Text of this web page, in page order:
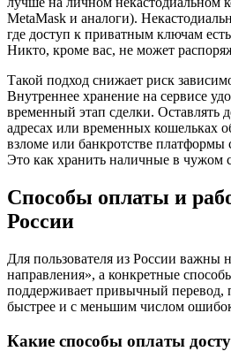
MetaMask и аналоги).
где доступ к приватным ключам
Никто, кроме вас, не может
Такой подход снижает риск
Внутреннее хранение на сервисе
временный этап сделки. Оставлять
адресах или временных кошельках
взломе или банкротстве
Это как хранить наличные в чужом
Способы оплаты и
России
Для пользователя из России важны
направления», а конкретные
поддерживает привычный перевод,
быстрее и с меньшим числом
Какие способы оплаты